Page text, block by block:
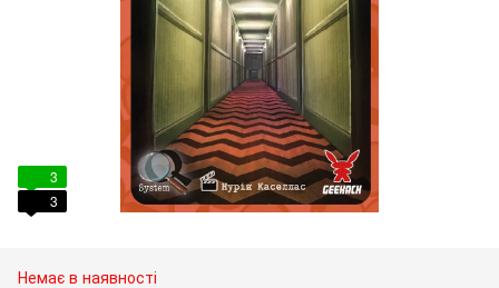
3
3
Немає в наявності